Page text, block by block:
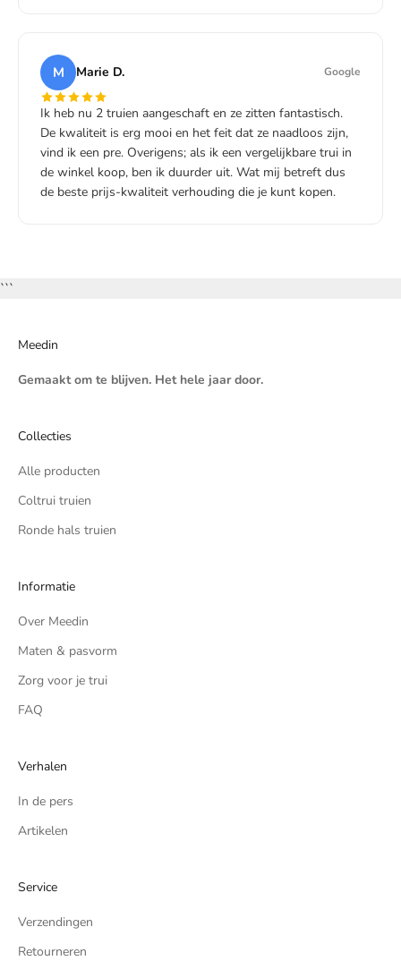
M Marie D. Google
Ik heb nu 2 truien aangeschaft en ze zitten fantastisch.
De kwaliteit is erg mooi en het feit dat ze naadloos zijn,
vind ik een pre. Overigens; als ik een vergelijkbare trui in
de winkel koop, ben ik duurder uit. Wat mij betreft dus
de beste prijs-kwaliteit verhouding die je kunt kopen.
```
Meedin
Gemaakt om te blijven. Het hele jaar door.
Collecties
Alle producten
Coltrui truien
Ronde hals truien
Informatie
Over Meedin
Maten & pasvorm
Zorg voor je trui
FAQ
Verhalen
In de pers
Artikelen
Service
Verzendingen
Retourneren